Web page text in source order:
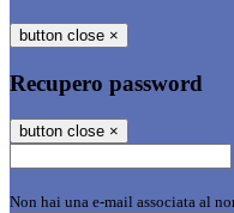
button close ×
Recupero password
button close ×
Non hai una e-mail associata al